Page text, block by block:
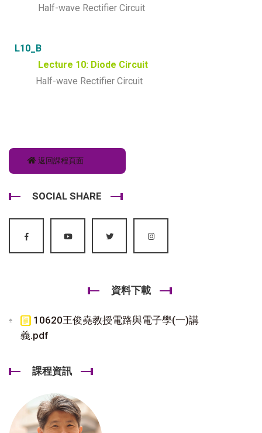
Half-wave Rectifier Circuit
L10_B
Lecture 10: Diode Circuit
Half-wave Rectifier Circuit
返回課程頁面
SOCIAL SHARE
資料下載
10620王俊堯教授電路與電子學(一)講
義.pdf
課程資訊